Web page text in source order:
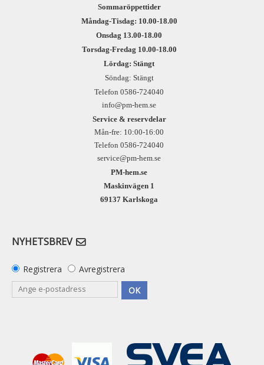
Sommaröppettider
Måndag-Tisdag: 10.00-18.00
Onsdag 13.00-18.00
Torsdag-Fredag 10.00-18.00
Lördag: Stängt
Söndag: Stängt
Telefon 0586-724040
info@pm-hem.se
Service & reservdelar
Mån-fre: 10:00-16:00
Telefon 0586-724040
service@pm-hem.se
PM-hem.se
Maskinvägen 1
69137 Karlskoga
NYHETSBREV
Registrera
Avregistrera
OK